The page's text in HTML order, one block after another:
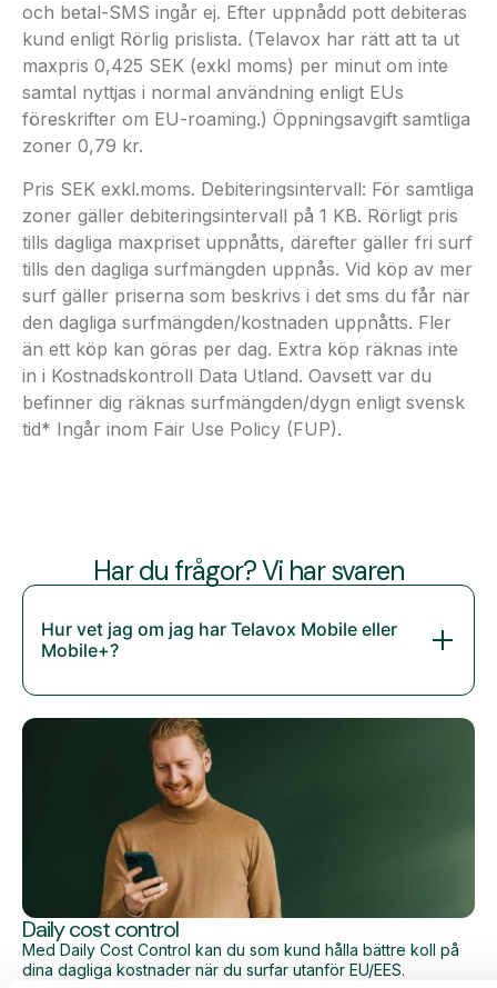
och betal-SMS ingår ej. Efter uppnådd pott debiteras
kund enligt Rörlig prislista. (Telavox har rätt att ta ut
maxpris 0,425 SEK (exkl moms) per minut om inte
samtal nyttjas i normal användning enligt EUs
föreskrifter om EU-roaming.) Öppningsavgift samtliga
zoner 0,79 kr.
Pris SEK exkl.moms. Debiteringsintervall: För samtliga
zoner gäller debiteringsintervall på 1 KB. Rörligt pris
tills dagliga maxpriset uppnåtts, därefter gäller fri surf
tills den dagliga surfmängden uppnås. Vid köp av mer
surf gäller priserna som beskrivs i det sms du får när
den dagliga surfmängden/kostnaden uppnåtts. Fler
än ett köp kan göras per dag. Extra köp räknas inte
in i Kostnadskontroll Data Utland. Oavsett var du
befinner dig räknas surfmängden/dygn enligt svensk
tid* Ingår inom Fair Use Policy (FUP).
Har du frågor? Vi har svaren
Hur vet jag om jag har Telavox Mobile eller
Mobile+?
Daily cost control
Med Daily Cost Control kan du som kund hålla bättre koll på
dina dagliga kostnader när du surfar utanför EU/EES.